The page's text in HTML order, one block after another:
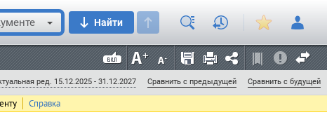
Найти
ред. 15.12.2025 - 31.12.2027 Сравнить с предыдущей Сравнить с будущей
Справка
2300-I "О защите прав потребителей" (в редакции
народных депутатов Российской Федерации и
законодательства Российской Федерации,
ст. 4377; N 52, ст. 5275; 2006, N 31, ст. 3439; N 48,
Российская газета, 2011, 30 июня) следующие